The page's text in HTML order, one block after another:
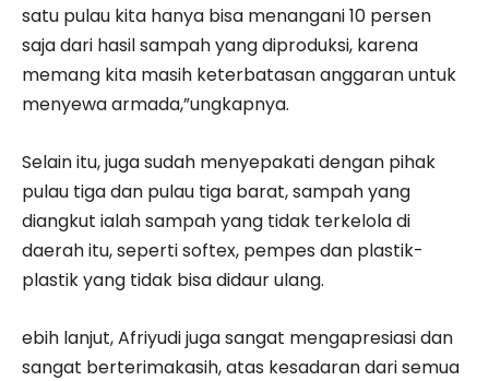
satu pulau kita hanya bisa menangani 10 persen
saja dari hasil sampah yang diproduksi, karena
memang kita masih keterbatasan anggaran untuk
menyewa armada,”ungkapnya.
Selain itu, juga sudah menyepakati dengan pihak
pulau tiga dan pulau tiga barat, sampah yang
diangkut ialah sampah yang tidak terkelola di
daerah itu, seperti softex, pempes dan plastik-
plastik yang tidak bisa didaur ulang.
ebih lanjut, Afriyudi juga sangat mengapresiasi dan
sangat berterimakasih, atas kesadaran dari semua